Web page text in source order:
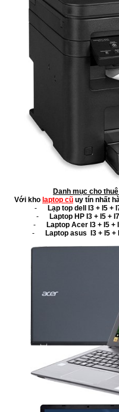
Danh mục cho
Với kho laptop cũ uy tín nhất
-
Lạp top dell I3 + I5 +
-
Laptop HP I3 + I5 +
-
Laptop Acer I3 + I5 +
-
Laptop asus I3 + I5 +